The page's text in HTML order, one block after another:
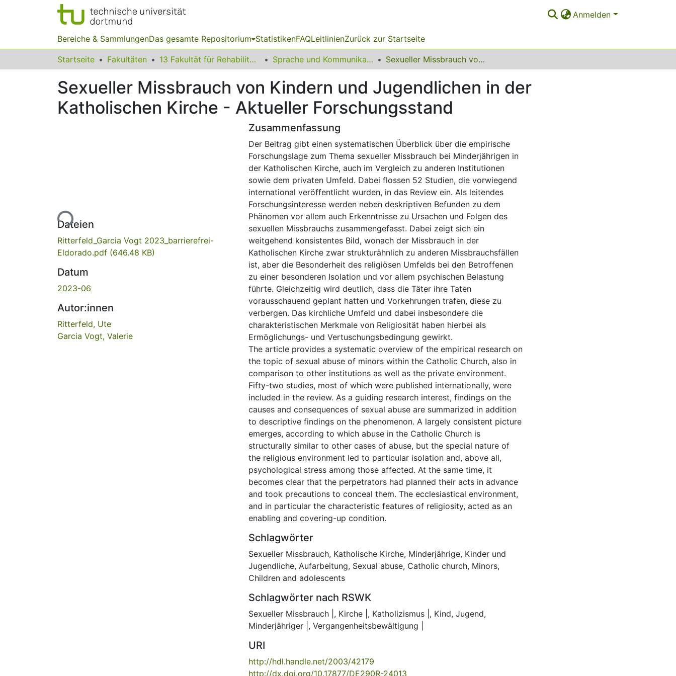
Anmelden
Bereiche & SammlungenDas gesamte Repositorium StatistikenFAQLeitlinienZurück zur Startseite
Startseite Fakultäten 13 Fakultät für Rehabilitationswissenschaften Sprache und Kommunikation Sexueller Missbrauch von Kindern und Jugendlichen in der Katholischen Kirche - Aktueller Forschungsstand
Sexueller Missbrauch von Kindern und Jugendlichen in der
Katholischen Kirche - Aktueller Forschungsstand
Lade...
Dateien
Ritterfeld_Garcia Vogt 2023_barrierefrei-
Eldorado.pdf (646.48 KB)
Datum
2023-06
Autor:innen
Ritterfeld, Ute
Garcia Vogt, Valerie
Zusammenfassung
Der Beitrag gibt einen systematischen Überblick über die empirische
Forschungslage zum Thema sexueller Missbrauch bei Minderjährigen in
der Katholischen Kirche, auch im Vergleich zu anderen Institutionen
sowie dem privaten Umfeld. Dabei flossen 52 Studien, die vorwiegend
international veröffentlicht wurden, in das Review ein. Als leitendes
Forschungsinteresse werden neben deskriptiven Befunden zu dem
Phänomen vor allem auch Erkenntnisse zu Ursachen und Folgen des
sexuellen Missbrauchs zusammengefasst. Dabei zeigt sich ein
weitgehend konsistentes Bild, wonach der Missbrauch in der
Katholischen Kirche zwar strukturähnlich zu anderen Missbrauchsfällen
ist, aber die Besonderheit des religiösen Umfelds bei den Betroffenen
zu einer besonderen Isolation und vor allem psychischen Belastung
führte. Gleichzeitig wird deutlich, dass die Täter ihre Taten
vorausschauend geplant hatten und Vorkehrungen trafen, diese zu
verbergen. Das kirchliche Umfeld und dabei insbesondere die
charakteristischen Merkmale von Religiosität haben hierbei als
Ermöglichungs- und Vertuschungsbedingung gewirkt.
The article provides a systematic overview of the empirical research on
the topic of sexual abuse of minors within the Catholic Church, also in
comparison to other institutions as well as the private environment.
Fifty-two studies, most of which were published internationally, were
included in the review. As a guiding research interest, findings on the
causes and consequences of sexual abuse are summarized in addition
to descriptive findings on the phenomenon. A largely consistent picture
emerges, according to which abuse in the Catholic Church is
structurally similar to other cases of abuse, but the special nature of
the religious environment led to particular isolation and, above all,
psychological stress among those affected. At the same time, it
becomes clear that the perpetrators had planned their acts in advance
and took precautions to conceal them. The ecclesiastical environment,
and in particular the characteristic features of religiosity, acted as an
enabling and covering-up condition.
Schlagwörter
Sexueller Missbrauch, Katholische Kirche, Minderjährige, Kinder und
Jugendliche, Aufarbeitung, Sexual abuse, Catholic church, Minors,
Children and adolescents
Schlagwörter nach RSWK
Sexueller Missbrauch | , Kirche | , Katholizismus | , Kind, Jugend,
Minderjähriger | , Vergangenheitsbewältigung |
URI
http://hdl.handle.net/2003/42179
http://dx.doi.org/10.17877/DE290R-24013